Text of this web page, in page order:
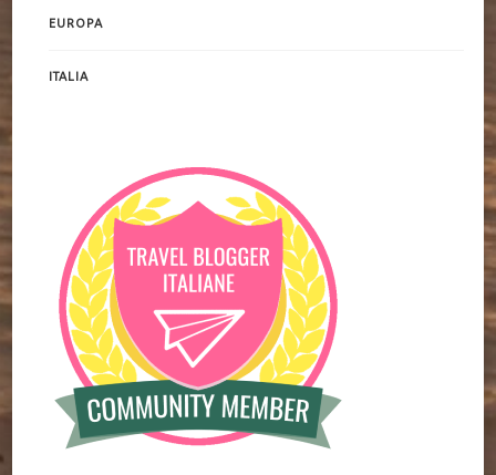
EUROPA
ITALIA